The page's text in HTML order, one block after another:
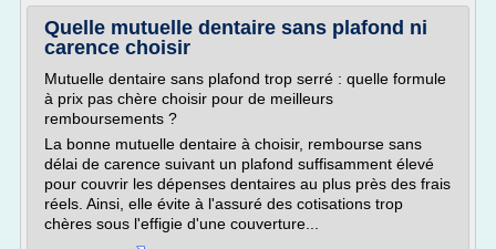
Quelle mutuelle dentaire sans plafond ni
carence choisir
Mutuelle dentaire sans plafond trop serré : quelle formule
à prix pas chère choisir pour de meilleurs
remboursements ?
La bonne mutuelle dentaire à choisir, rembourse sans
délai de carence suivant un plafond suffisamment élevé
pour couvrir les dépenses dentaires au plus près des frais
réels. Ainsi, elle évite à l'assuré des cotisations trop
chères sous l'effigie d'une couverture...